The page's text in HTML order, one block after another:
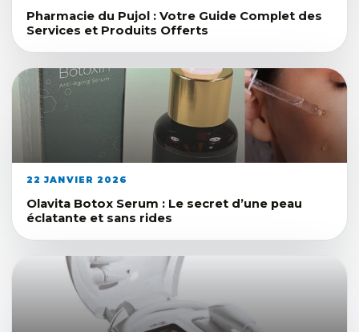
Pharmacie du Pujol : Votre Guide Complet des
Services et Produits Offerts
22 JANVIER 2026
Olavita Botox Serum : Le secret d’une peau
éclatante et sans rides